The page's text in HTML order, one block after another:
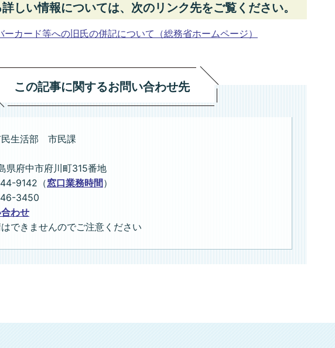
詳しい情報については、次のリンク先をご覧ください。
カード等への旧氏の併記について（総務省ホームページ）
この記事に関するお問い合わせ先
生活部 市民課
府中市府川町315番地
9142（窓口業務時間）
3450
わせ
できませんのでご注意ください